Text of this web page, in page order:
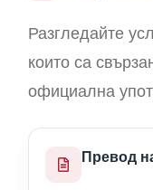
Разгледайте
които са
официална
Превод